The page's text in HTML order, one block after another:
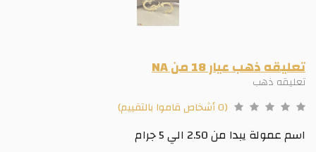
تعليقه ذهب عيار 18 من NA
تعليقه ذهب
(0 أشخاص قاموا بالتقييم)
اسم عمولة يبدا من 2.50 الي 5 جرام